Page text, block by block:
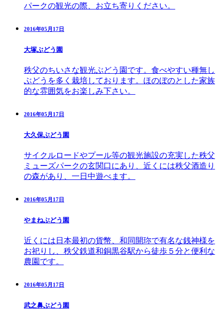
パークの観光の際、お立ち寄りください。
2016年05月17日
大塚ぶどう園
秩父のちいさな観光ぶどう園です。食べやすい種無し
ぶどうを多く栽培しております。ほのぼのとした家族
的な雰囲気をお楽しみ下さい。
2016年05月17日
大久保ぶどう園
サイクルロードやプール等の観光施設の充実した秩父
ミューズパークの玄関口にあり、近くには秩父酒造り
の森があり、一日中遊べます。
2016年05月17日
やまねぶどう園
近くには日本最初の貨幣、和同開珎で有名な銭神様を
お祀りし、秩父鉄道和銅黒谷駅から徒歩５分と便利な
農園です。
2016年05月17日
武之鼻ぶどう園